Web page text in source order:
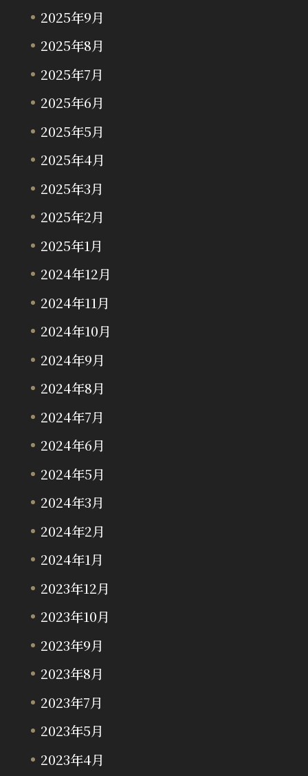
2025年9月
2025年8月
2025年7月
2025年6月
2025年5月
2025年4月
2025年3月
2025年2月
2025年1月
2024年12月
2024年11月
2024年10月
2024年9月
2024年8月
2024年7月
2024年6月
2024年5月
2024年3月
2024年2月
2024年1月
2023年12月
2023年10月
2023年9月
2023年8月
2023年7月
2023年5月
2023年4月